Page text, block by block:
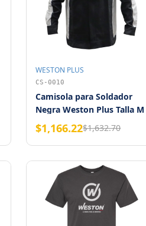
WESTON PLUS
CS-0010
Camisola para Soldador
Negra Weston Plus Talla M
$1,166.22$1,632.70